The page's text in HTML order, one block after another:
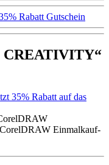
CREATIVITY“
35% Rabatt auf das
CorelDRAW Einmalkauf-